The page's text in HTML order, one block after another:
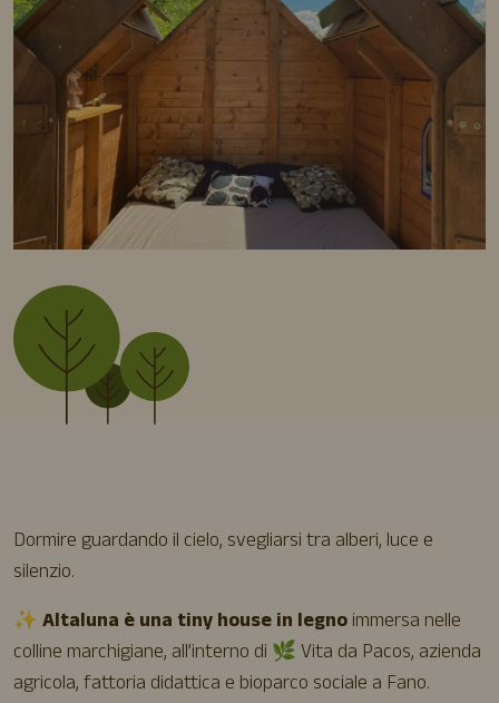
Dormire guardando il cielo, svegliarsi tra alberi, luce e
silenzio.
✨Altaluna è una tiny house in legnoimmersa nelle
colline marchigiane, all’interno di 🌿 Vita da Pacos, azienda
agricola, fattoria didattica e bioparco sociale a Fano.